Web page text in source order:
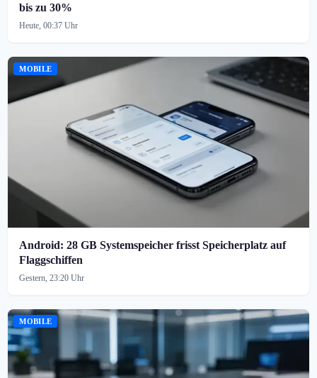
bis zu 30%
Heute, 00:37 Uhr
MOBILE
Android: 28 GB Systemspeicher frisst Speicherplatz auf
Flaggschiffen
Gestern, 23:20 Uhr
MOBILE